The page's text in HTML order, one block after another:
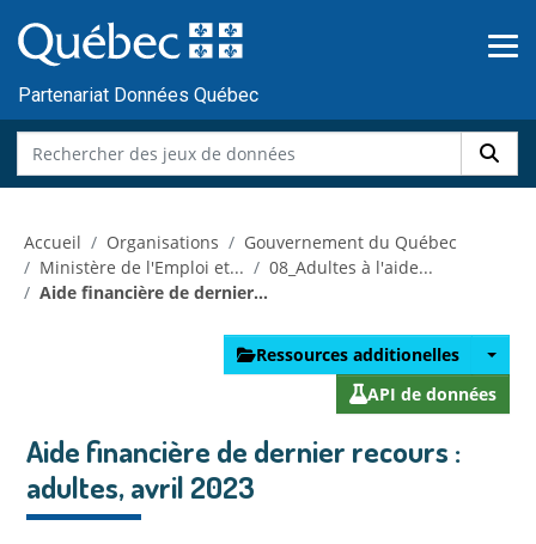
au
contenu
Partenariat Données Québec
Accueil Organisations
Gouvernement du Québec
Ministère de l'Emploi et...
08_Adultes à l'aide...
Aide financière de dernier...
Ressources additionelles
API de données
Aide financière de dernier recours :
adultes, avril 2023